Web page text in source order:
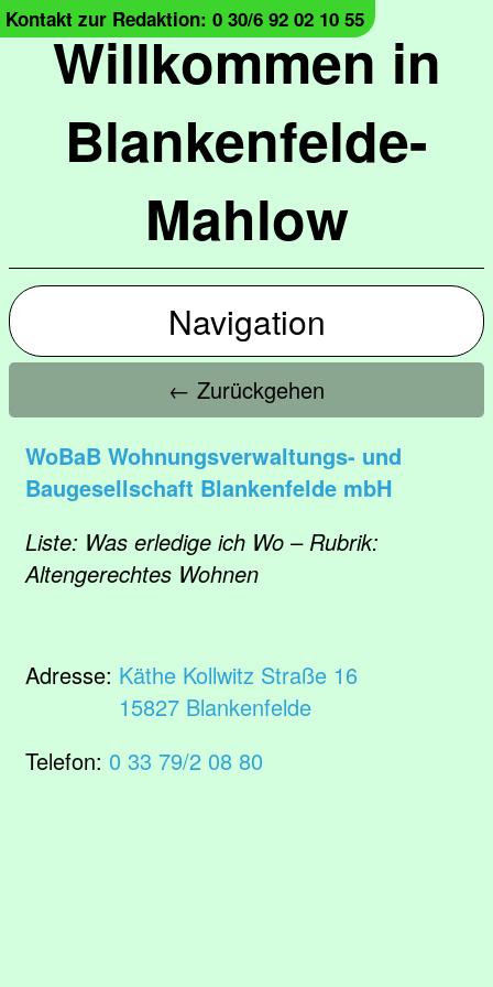
Willkommen in
Blankenfelde-
Mahlow
Kontakt zur Redaktion: 0 30/6 92 02 10 55
Navigation
← Zurückgehen
WoBaB Wohnungsverwaltungs- und
Baugesellschaft Blankenfelde mbH
Liste: Was erledige ich Wo – Rubrik:
Altengerechtes Wohnen
Adresse: Käthe Kollwitz Straße 16
15827 Blankenfelde
Telefon: 0 33 79/2 08 80